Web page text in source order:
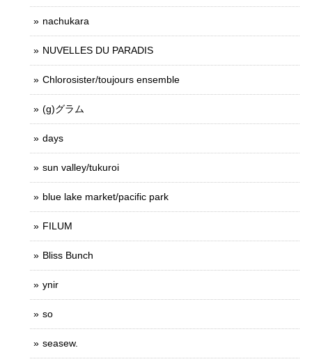
nachukara
NUVELLES DU PARADIS
Chlorosister/toujours ensemble
(g)グラム
days
sun valley/tukuroi
blue lake market/pacific park
FILUM
Bliss Bunch
ynir
so
seasew.